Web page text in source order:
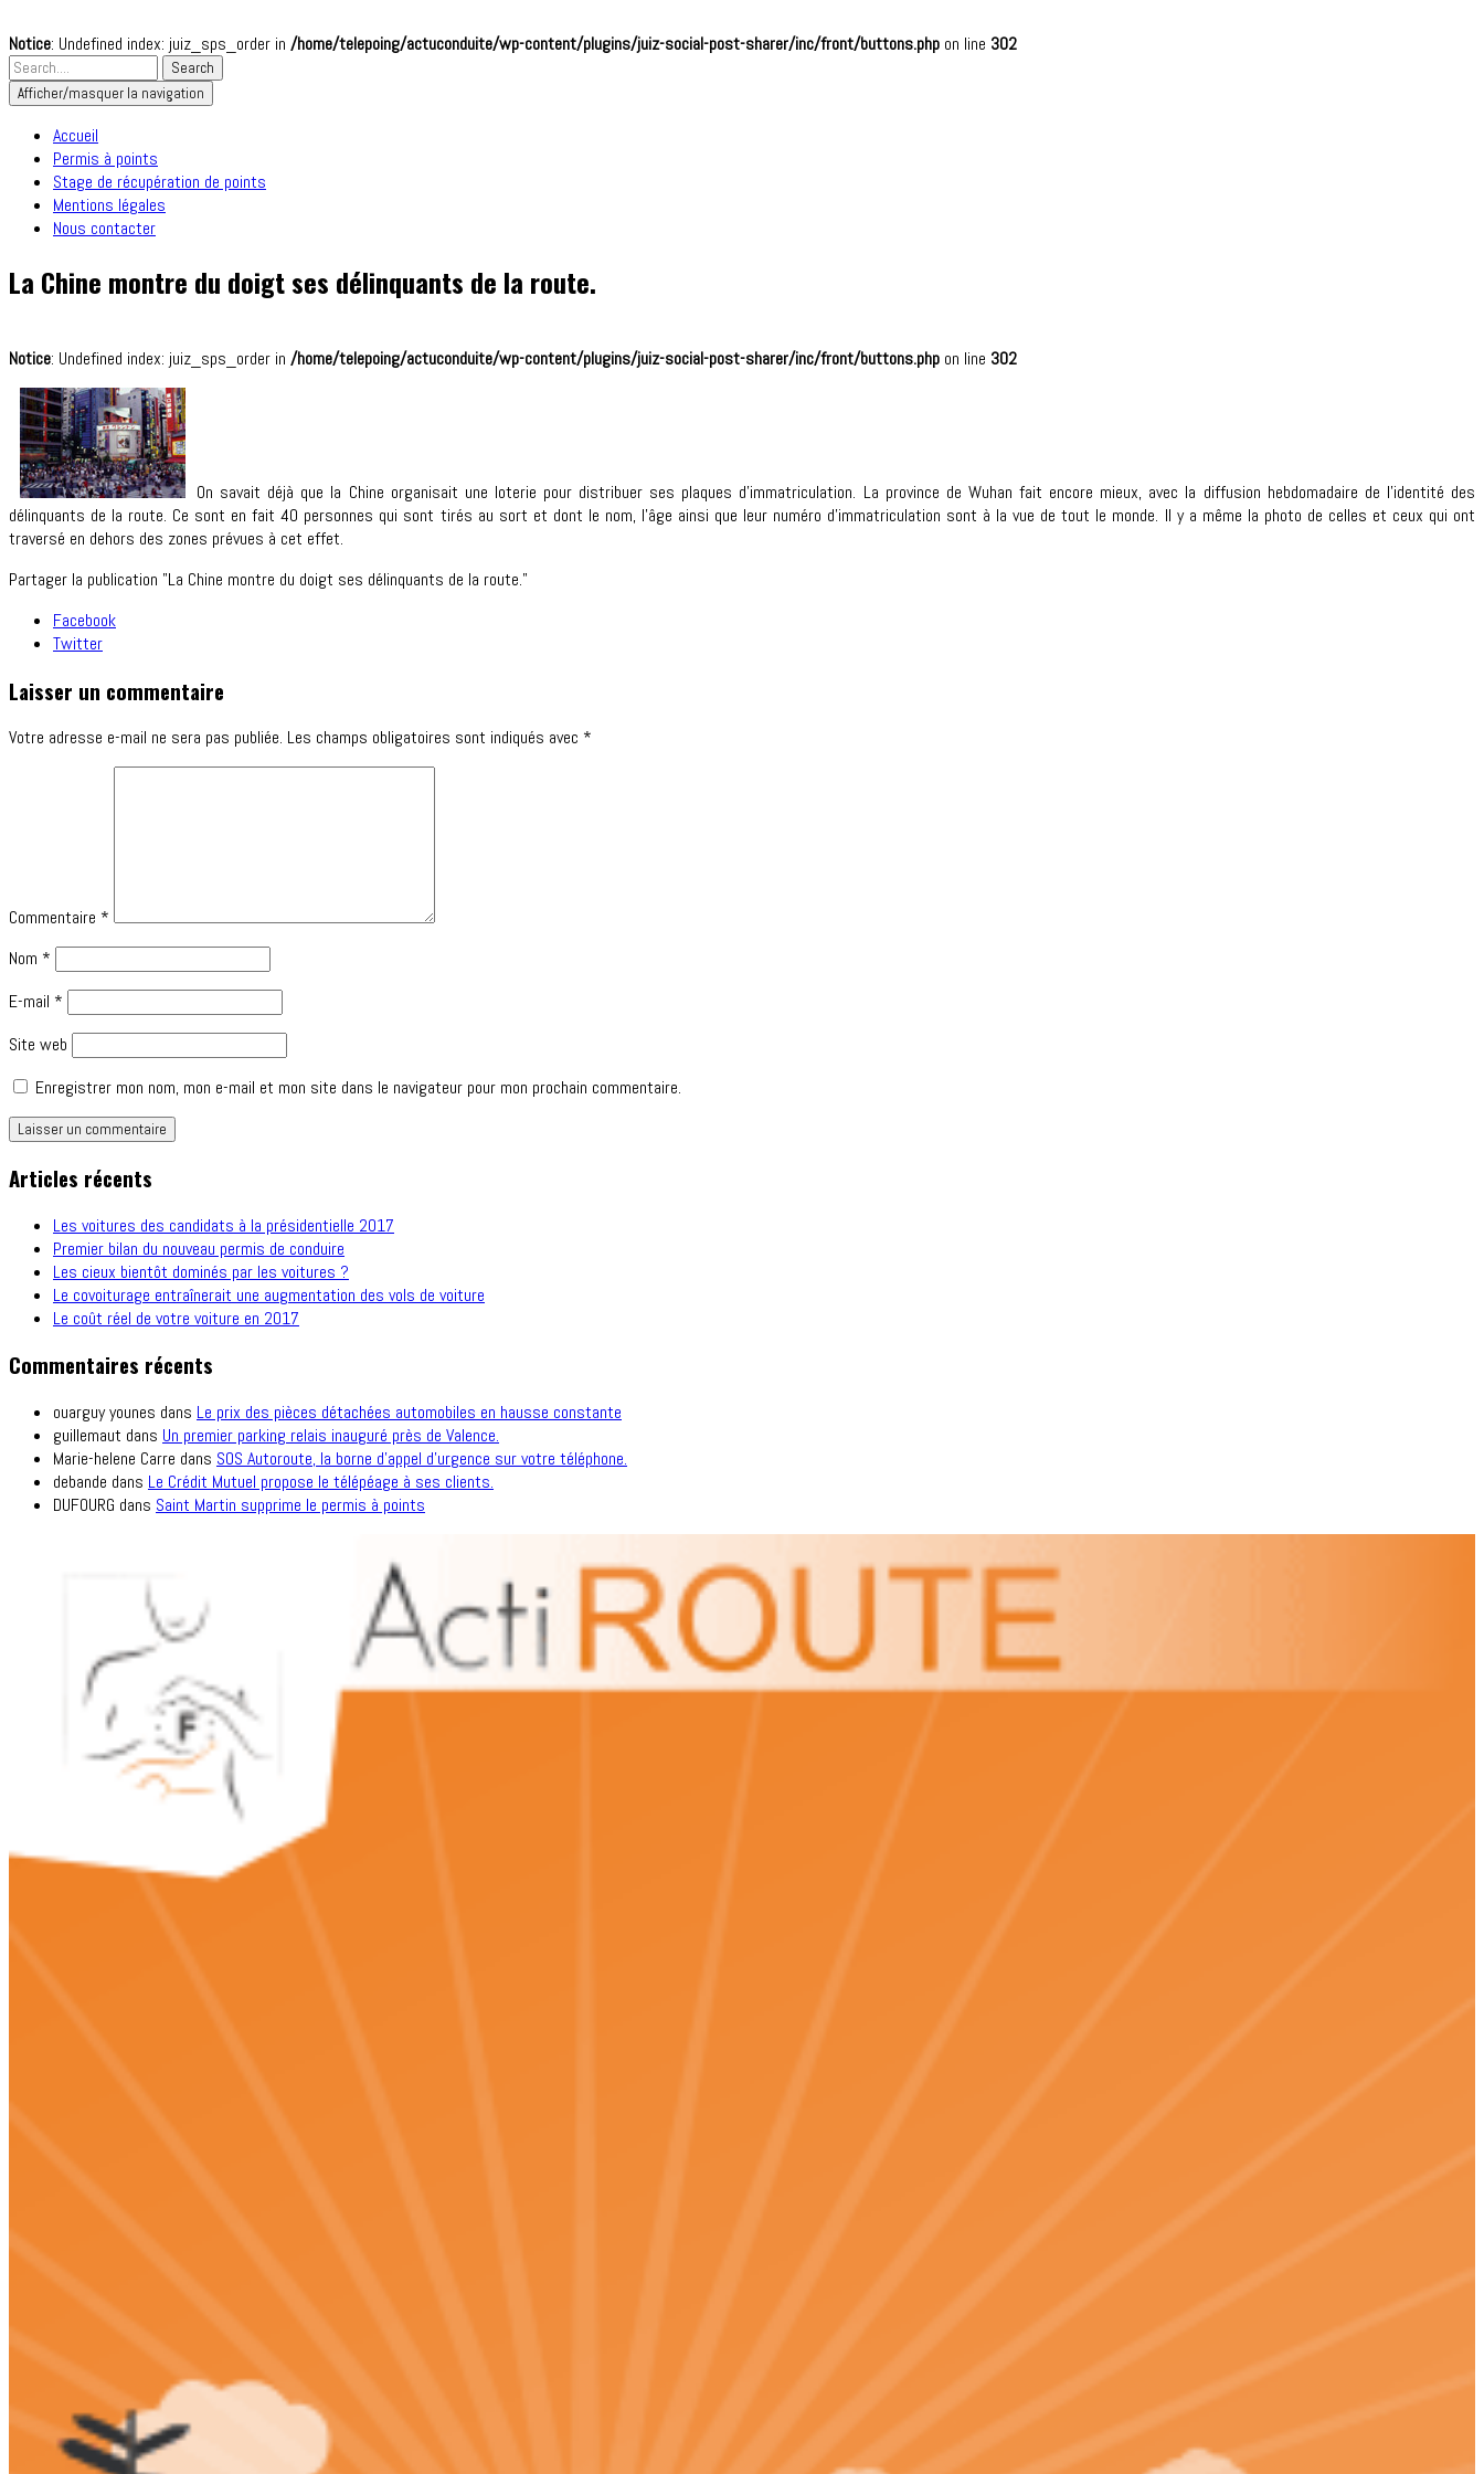
Notice: Undefined index: juiz_sps_order in /home/telepoing/actuconduite/wp-content/plugins/juiz-social-post-sharer/inc/front/buttons.php on line 302
Afficher/masquer la navigation
Accueil
Permis à points
Stage de récupération de points
Mentions légales
Nous contacter
La Chine montre du doigt ses délinquants de la route.
Notice: Undefined index: juiz_sps_order in /home/telepoing/actuconduite/wp-content/plugins/juiz-social-post-sharer/inc/front/buttons.php on line 302
On savait déjà que la Chine organisait une loterie pour distribuer ses plaques d’immatriculation. La province de Wuhan fait encore mieux, avec la diffusion hebdomadaire de l’identité des
délinquants de la route. Ce sont en fait 40 personnes qui sont tirés au sort et dont le nom, l’âge ainsi que leur numéro d’immatriculation sont à la vue de tout le monde. Il y a même la photo de celles et ceux qui ont
traversé en dehors des zones prévues à cet effet.
Partager la publication "La Chine montre du doigt ses délinquants de la route."
Facebook
Twitter
Laisser un commentaire
Votre adresse e-mail ne sera pas publiée. Les champs obligatoires sont indiqués avec *
Commentaire *
Nom *
E-mail *
Site web
Enregistrer mon nom, mon e-mail et mon site dans le navigateur pour mon prochain commentaire.
Articles récents
Les voitures des candidats à la présidentielle 2017
Premier bilan du nouveau permis de conduire
Les cieux bientôt dominés par les voitures ?
Le covoiturage entraînerait une augmentation des vols de voiture
Le coût réel de votre voiture en 2017
Commentaires récents
ouarguy younes dans Le prix des pièces détachées automobiles en hausse constante
guillemaut dans Un premier parking relais inauguré près de Valence.
Marie-helene Carre dans SOS Autoroute, la borne d’appel d’urgence sur votre téléphone.
debande dans Le Crédit Mutuel propose le télépéage à ses clients.
DUFOURG dans Saint Martin supprime le permis à points